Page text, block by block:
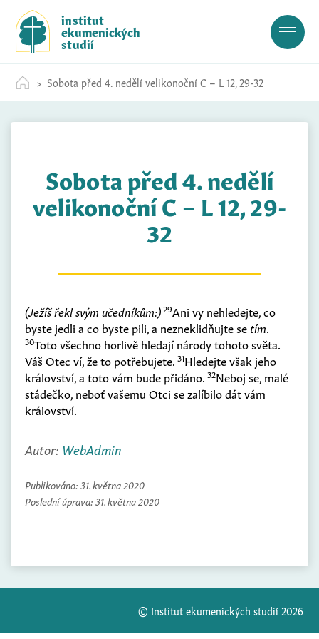
c
institut
ekumenických
studií
Sobota před 4. nedělí velikonoční C – L 12, 29-32
Sobota před 4. nedělí
velikonoční C – L 12, 29-
32
(Ježíšřekl svým učedníkům:)29Ani vy nehledejte, co
byste jedli a co byste pili, a nezneklidňujte se tím.
30Toto všechno horlivě hledají národy tohoto světa.
Váš Otec ví, že to potřebujete. 31Hledejte však jeho
království, a toto vám bude přidáno. 32Neboj se, malé
stádečko, neboť vašemu Otci se zalíbilo dát vám
království.
Autor: WebAdmin
Publikováno: 31. května 2020
Poslední úprava: 31. května 2020
© Institut ekumenických studií 2026